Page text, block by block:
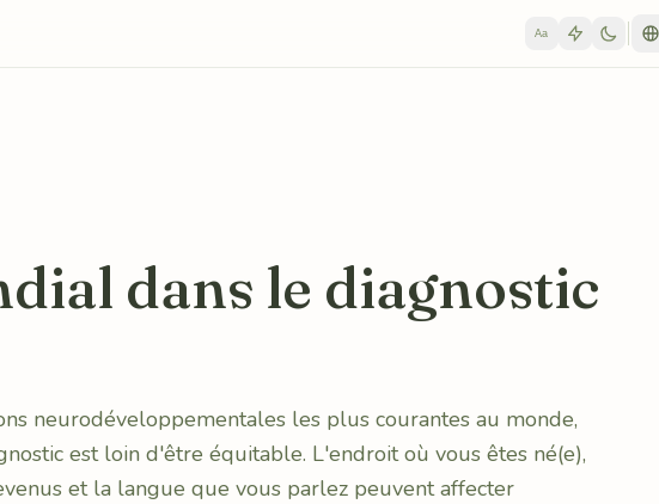
Aa
dans le diagnostic
neurodéveloppementales les plus courantes au monde,
est loin d'être équitable. L'endroit où vous êtes né(e),
et la langue que vous parlez peuvent affecter